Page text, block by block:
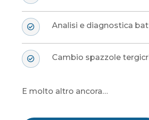
 Analisi e diagnostica
 Cambio spazzole
E molto altro ancora…